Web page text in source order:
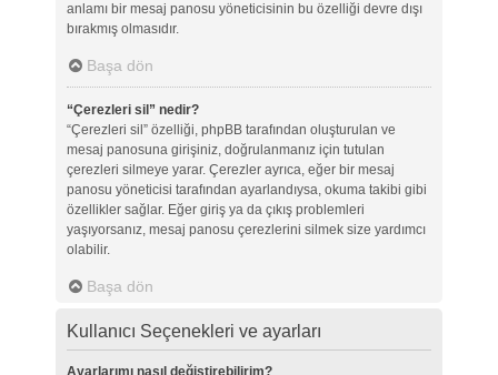
anlamı bir mesaj panosu yöneticisinin bu özelliği devre dışı
bırakmış olmasıdır.
Başa dön
“Çerezleri sil” nedir?
“Çerezleri sil” özelliği, phpBB tarafından oluşturulan ve
mesaj panosuna girişiniz, doğrulanmanız için tutulan
çerezleri silmeye yarar. Çerezler ayrıca, eğer bir mesaj
panosu yöneticisi tarafından ayarlandıysa, okuma takibi gibi
özellikler sağlar. Eğer giriş ya da çıkış problemleri
yaşıyorsanız, mesaj panosu çerezlerini silmek size yardımcı
olabilir.
Başa dön
Kullanıcı Seçenekleri ve ayarları
Ayarlarımı nasıl değiştirebilirim?